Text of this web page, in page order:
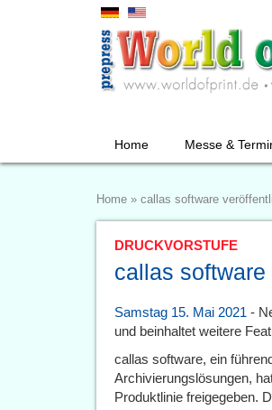
Home Messe &
Home » callas software
DRUCKVORSTUFE
callas
Samstag 15. Mai 2021 -
und beinhaltet weitere
callas software, ein
Archivierungslösungen,
Produktlinie freigegeben.